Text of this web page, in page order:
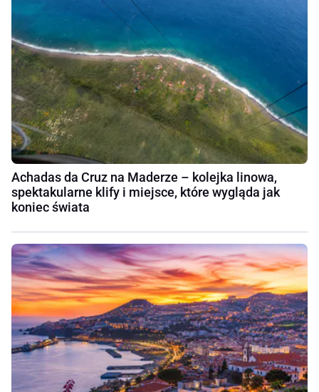
Achadas da Cruz na Maderze – kolejka linowa,
spektakularne klify i miejsce, które wygląda jak
koniec świata